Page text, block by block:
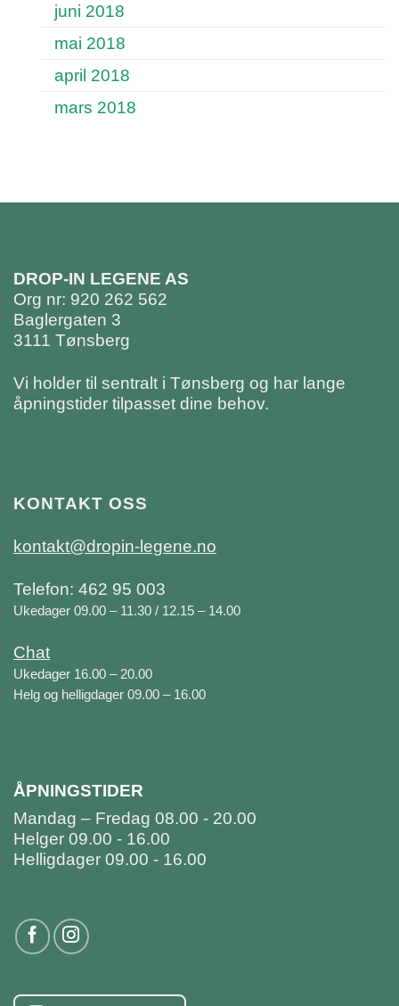
juni 2018
mai 2018
april 2018
mars 2018
DROP-IN LEGENE AS
Org nr: 920 262 562
Baglergaten 3
3111 Tønsberg
Vi holder til sentralt i Tønsberg og har lange
åpningstider tilpasset dine behov.
KONTAKT OSS
kontakt@dropin-legene.no
Telefon: 462 95 003
Ukedager 09.00 – 11.30 / 12.15 – 14.00
Chat
Ukedager 16.00 – 20.00
Helg og helligdager 09.00 – 16.00
ÅPNINGSTIDER
Mandag – Fredag 08.00 - 20.00
Helger 09.00 - 16.00
Helligdager 09.00 - 16.00